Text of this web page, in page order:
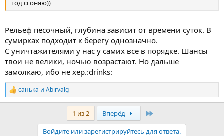
год сгоняю))
Рельеф песочный, глубина зависит от времени суток. В
сумирках подходит к берегу однозначно.
С уничтажителями у нас у самих все в порядке. Шансы
твои не велики, ночью возрастают. Но дальше
замолкаю, ибо не хер.:drinks:
Р
е
санька и Abirvalg
1 из 2 Вперёд
Войдите или зарегистрируйтесь для ответа.